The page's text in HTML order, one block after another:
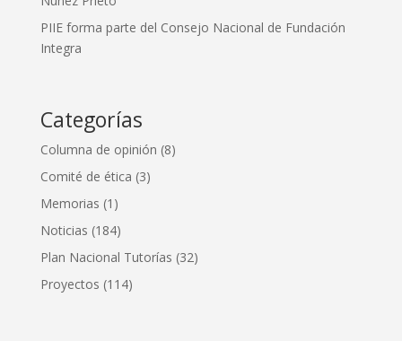
PIIE forma parte del Consejo Nacional de Fundación
Integra
Categorías
Columna de opinión (8)
Comité de ética (3)
Memorias (1)
Noticias (184)
Plan Nacional Tutorías (32)
Proyectos (114)